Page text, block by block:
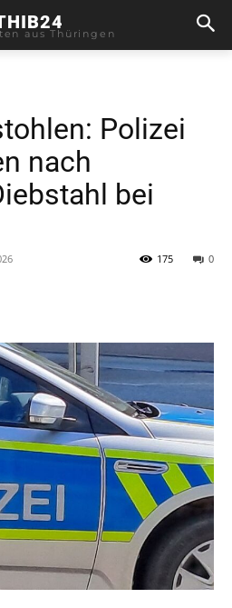
aus Thüringen
Polizei
nach
bei
0
175